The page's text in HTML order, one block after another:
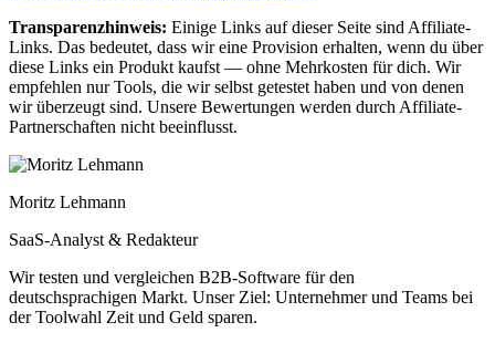
Transparenzhinweis: Einige Links auf dieser Seite sind Affiliate-
Links. Das bedeutet, dass wir eine Provision erhalten, wenn du über
diese Links ein Produkt kaufst — ohne Mehrkosten für dich. Wir
empfehlen nur Tools, die wir selbst getestet haben und von denen
wir überzeugt sind. Unsere Bewertungen werden durch Affiliate-
Partnerschaften nicht beeinflusst.
Moritz Lehmann
SaaS-Analyst & Redakteur
Wir testen und vergleichen B2B-Software für den
deutschsprachigen Markt. Unser Ziel: Unternehmer und Teams bei
der Toolwahl Zeit und Geld sparen.